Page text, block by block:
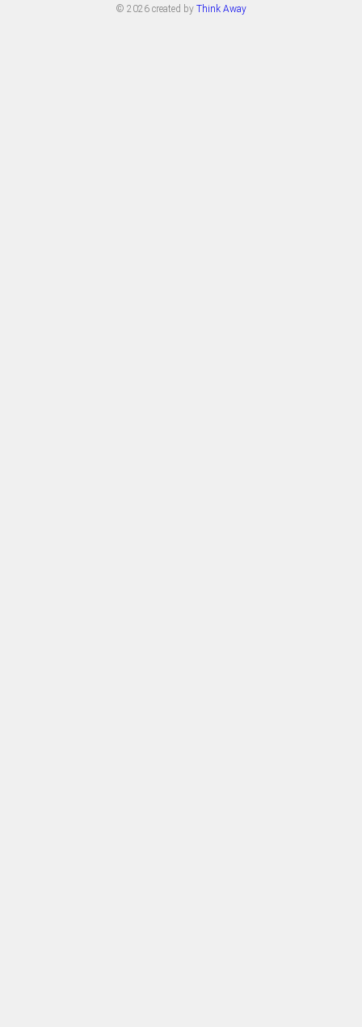
© 2026 created by Think Away